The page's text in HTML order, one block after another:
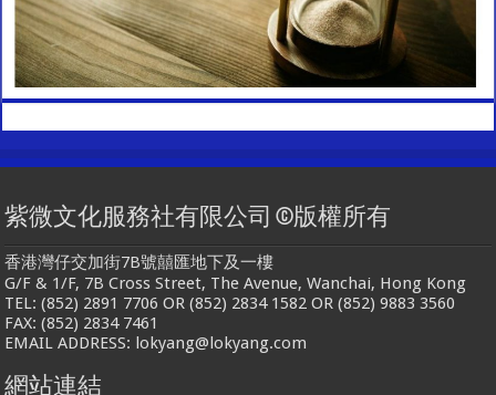
紫微文化服務社有限公司 ©版權所有
香港灣仔交加街7B號囍匯地下及一樓
G/F & 1/F, 7B Cross Street, The Avenue, Wanchai, Hong Kong
TEL: (852) 2891 7706 OR (852) 2834 1582 OR (852) 9883 3560
FAX: (852) 2834 7461
EMAIL ADDRESS: lokyang@lokyang.com
網站連結